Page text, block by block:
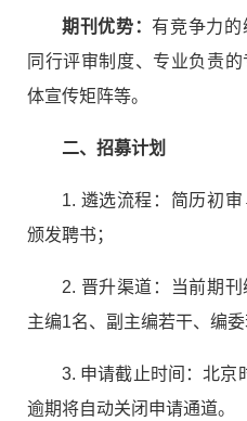
期刊优势：有竞争力的
同行评审制度、专业负责
体宣传矩阵等。
二、招募计划
1. 遴选流程：简历初
颁发聘书；
2. 晋升渠道：当前期
主编1名、副主编若干、编
3. 申请截止时间：北京
逾期将自动关闭申请通道。